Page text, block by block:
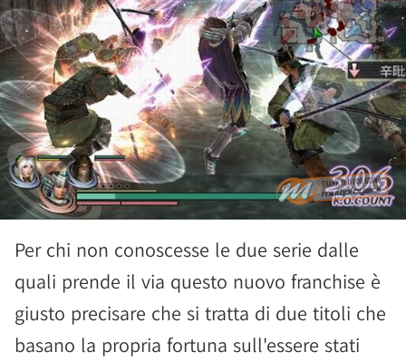
Per chi non conoscesse le due serie dalle
quali prende il via questo nuovo franchise è
giusto precisare che si tratta di due titoli che
basano la propria fortuna sull'essere stati